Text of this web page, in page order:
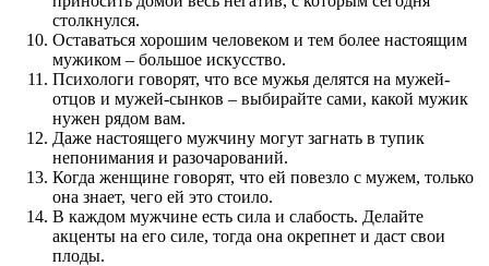
столкнулся.
Оставаться хорошим человеком и тем более настоящим
мужиком – большое искусство.
Психологи говорят, что все мужья делятся на мужей-
отцов и мужей-сынков – выбирайте сами, какой мужик
нужен рядом вам.
Даже настоящего мужчину могут загнать в тупик
непонимания и разочарований.
Когда женщине говорят, что ей повезло с мужем, только
она знает, чего ей это стоило.
В каждом мужчине есть сила и слабость. Делайте
акценты на его силе, тогда она окрепнет и даст свои
плоды.